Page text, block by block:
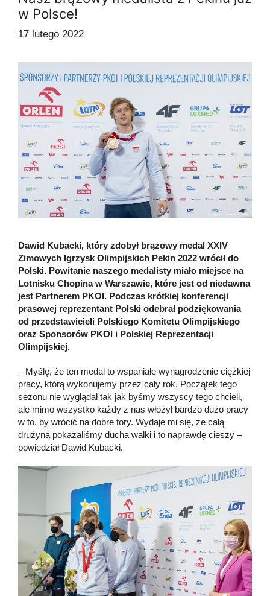
w Polsce!
17 lutego 2022
Dawid Kubacki, który zdobył brązowy medal XXIV
Zimowych Igrzysk Olimpijskich Pekin 2022 wrócił do
Polski. Powitanie naszego medalisty miało miejsce na
Lotnisku Chopina w Warszawie, które jest od niedawna
jest Partnerem PKOl. Podczas krótkiej konferencji
prasowej reprezentant Polski odebrał podziękowania
od przedstawicieli Polskiego Komitetu Olimpijskiego
oraz Sponsorów PKOl i Polskiej Reprezentacji
Olimpijskiej.
– Myślę, że ten medal to wspaniałe wynagrodzenie ciężkiej
pracy, którą wykonujemy przez cały rok. Początek tego
sezonu nie wyglądał tak jak byśmy wszyscy tego chcieli,
ale mimo wszystko każdy z nas włożył bardzo dużo pracy
w to, by wrócić na dobre tory. Wydaje mi się, że całą
drużyną pokazaliśmy ducha walki i to naprawdę cieszy –
powiedział Dawid Kubacki.